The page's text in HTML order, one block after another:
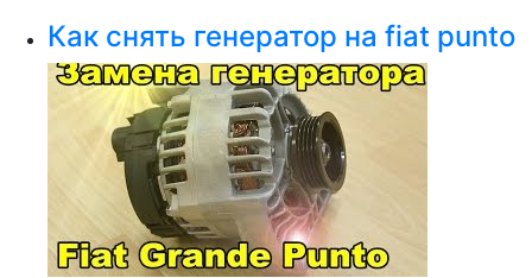
Как снять генератор на fiat punto